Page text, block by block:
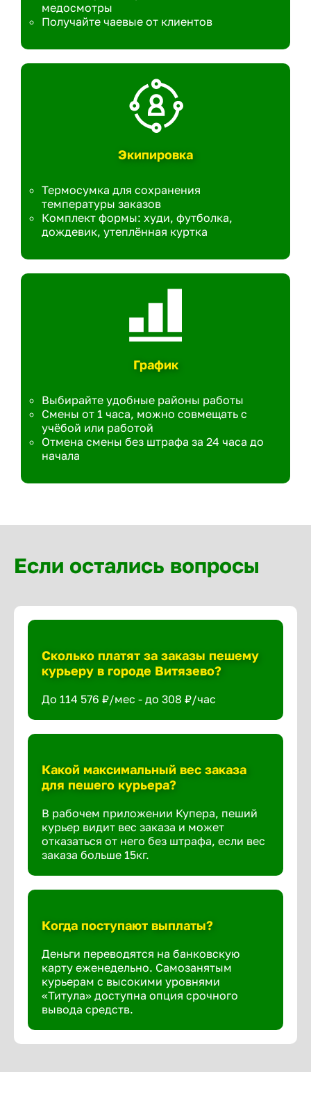
медосмотры
Получайте чаевые от клиентов
Экипировка
Термосумка для сохранения
температуры заказов
Комплект формы: худи, футболка,
дождевик, утеплённая куртка
График
Выбирайте удобные районы работы
Смены от 1 часа, можно совмещать с
учёбой или работой
Отмена смены без штрафа за 24 часа до
начала
Если остались вопросы
Сколько платят за заказы пешему
курьеру в городе Витязево?
До 114 576 ₽/мес - до 308 ₽/час
Какой максимальный вес заказа
для пешего курьера?
В рабочем приложении Купера, пеший
курьер видит вес заказа и может
отказаться от него без штрафа, если вес
заказа больше 15кг.
Когда поступают выплаты?
Деньги переводятся на банковскую
карту еженедельно. Самозанятым
курьерам с высокими уровнями
«Титула» доступна опция срочного
вывода средств.